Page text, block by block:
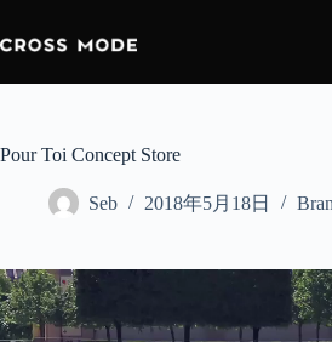
Pour Toi Concept Store
Seb 2018年5月18日
Video
Player